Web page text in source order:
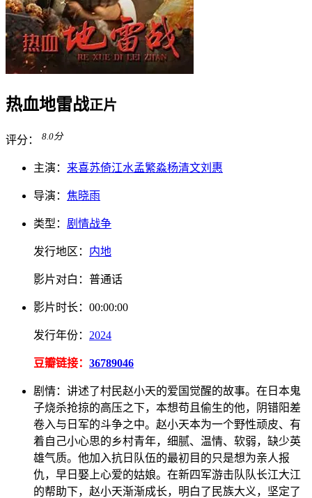
热血地雷战正片
评分： 8.0分
主演： 来喜苏倚江水孟繁淼杨清文刘惠
导演： 焦晓雨
类型： 剧情战争
发行地区： 内地
影片对白： 普通话
影片时长： 00:00:00
发行年份： 2024
豆瓣链接： 36789046
剧情： 讲述了村民赵小天的爱国觉醒的故事。在日本鬼
子烧杀抢掠的高压之下，本想苟且偷生的他，阴错阳差
卷入与日军的斗争之中。赵小天本为一个野性顽皮、有
着自己小心思的乡村青年，细腻、温情、软弱，缺少英
雄气质。他加入抗日队伍的最初目的只是想为亲人报
仇，早日娶上心爱的姑娘。在新四军游击队队长江大江
的帮助下，赵小天渐渐成长，明白了民族大义，坚定了